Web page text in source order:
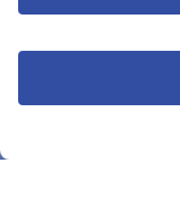
© VBL 2026